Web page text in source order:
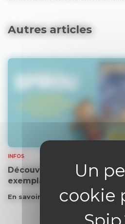
Autres articles
INFOS
Découvrez gratuitement un
exemplaire du journal !
En savoir plus